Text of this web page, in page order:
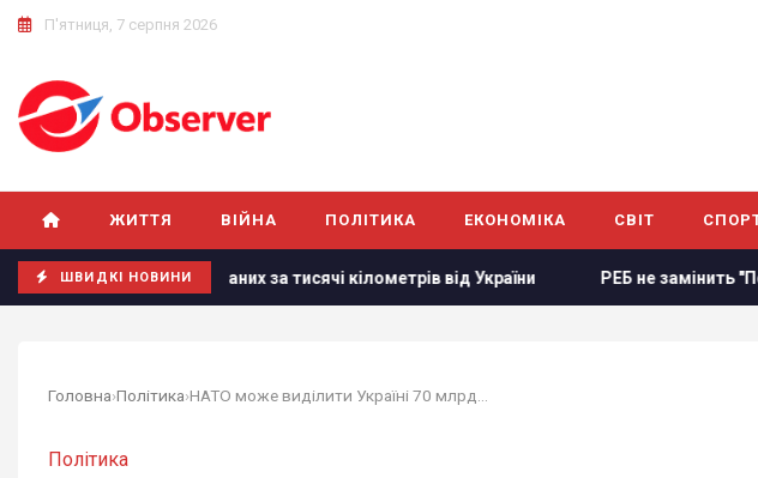
П'ятниця, 7 серпня 2026
ЖИТТЯ ВІЙНА ПОЛІТИКА ЕКОНОМІКА СВІТ
ШВИДКІ НОВИНИ
розташованих за тисячі кілометрів від України РЕБ не замінить
Головна›Політика›
Політика